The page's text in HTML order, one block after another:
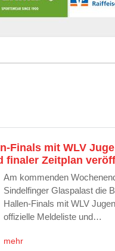
Finals mit WLV
finaler Zeitplan
Am kommenden
Sindelfinger Glaspalast die
Hallen-Finals mit WLV
offizielle Meldeliste und…
mehr